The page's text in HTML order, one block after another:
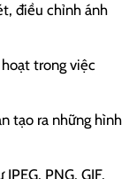
điều chỉnh ánh
trong việc
tạo ra những hình
PNG, GIF,